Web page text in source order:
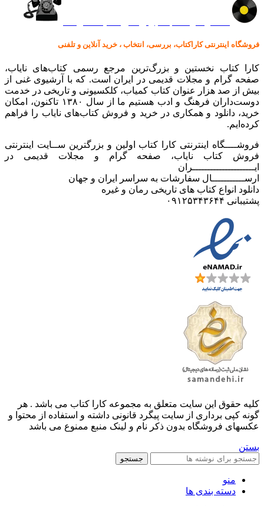
فروشگاه اینترنتی کاراکتاب، بررسی، انتخاب ، خرید آنلاین و تلفنی
کارا کتاب نخستین و بزرگ‌ترین مرجع رسمی کتاب‌های نایاب،
صفحه گرام و مجلات قدیمی در ایران است. که با آرشیوی غنی از
بیش از صد هزار عنوان کتاب کمیاب، کلکسیونی و تاریخی در خدمت
دوست‌داران فرهنگ و ادب هستیم ما از سال ۱۳۸۰ تاکنون، امکان
خرید، دانلود و همکاری در خرید و فروش کتاب‌های نایاب را فراهم
کرده‌ایم.
فروشــــگاه اینترنتی کارا کتاب اولین و بزرگترین ســایت اینترنتی
فروش کتاب نایاب، صفحه گرام و مجلات قدیمی در
ایـــــــــــــــــــــران
ارســـــــــــال سفارشات به سراسر ایران و جهان
دانلود انواع کتاب های تاریخی رمان و غیره
پشتیبانی ۰۹۱۲۵۳۴۳۶۴۴
کليه حقوق اين سايت متعلق به مجموعه کارا کتاب می باشد . هر
گونه کپی برداری از سایت پیگرد قانونی داشته و استفاده از محتوا و
عکسهای فروشگاه بدون ذکر نام و لینک منبع ممنوع می باشد
بستن
جستجو
منو
دسته بندی ها